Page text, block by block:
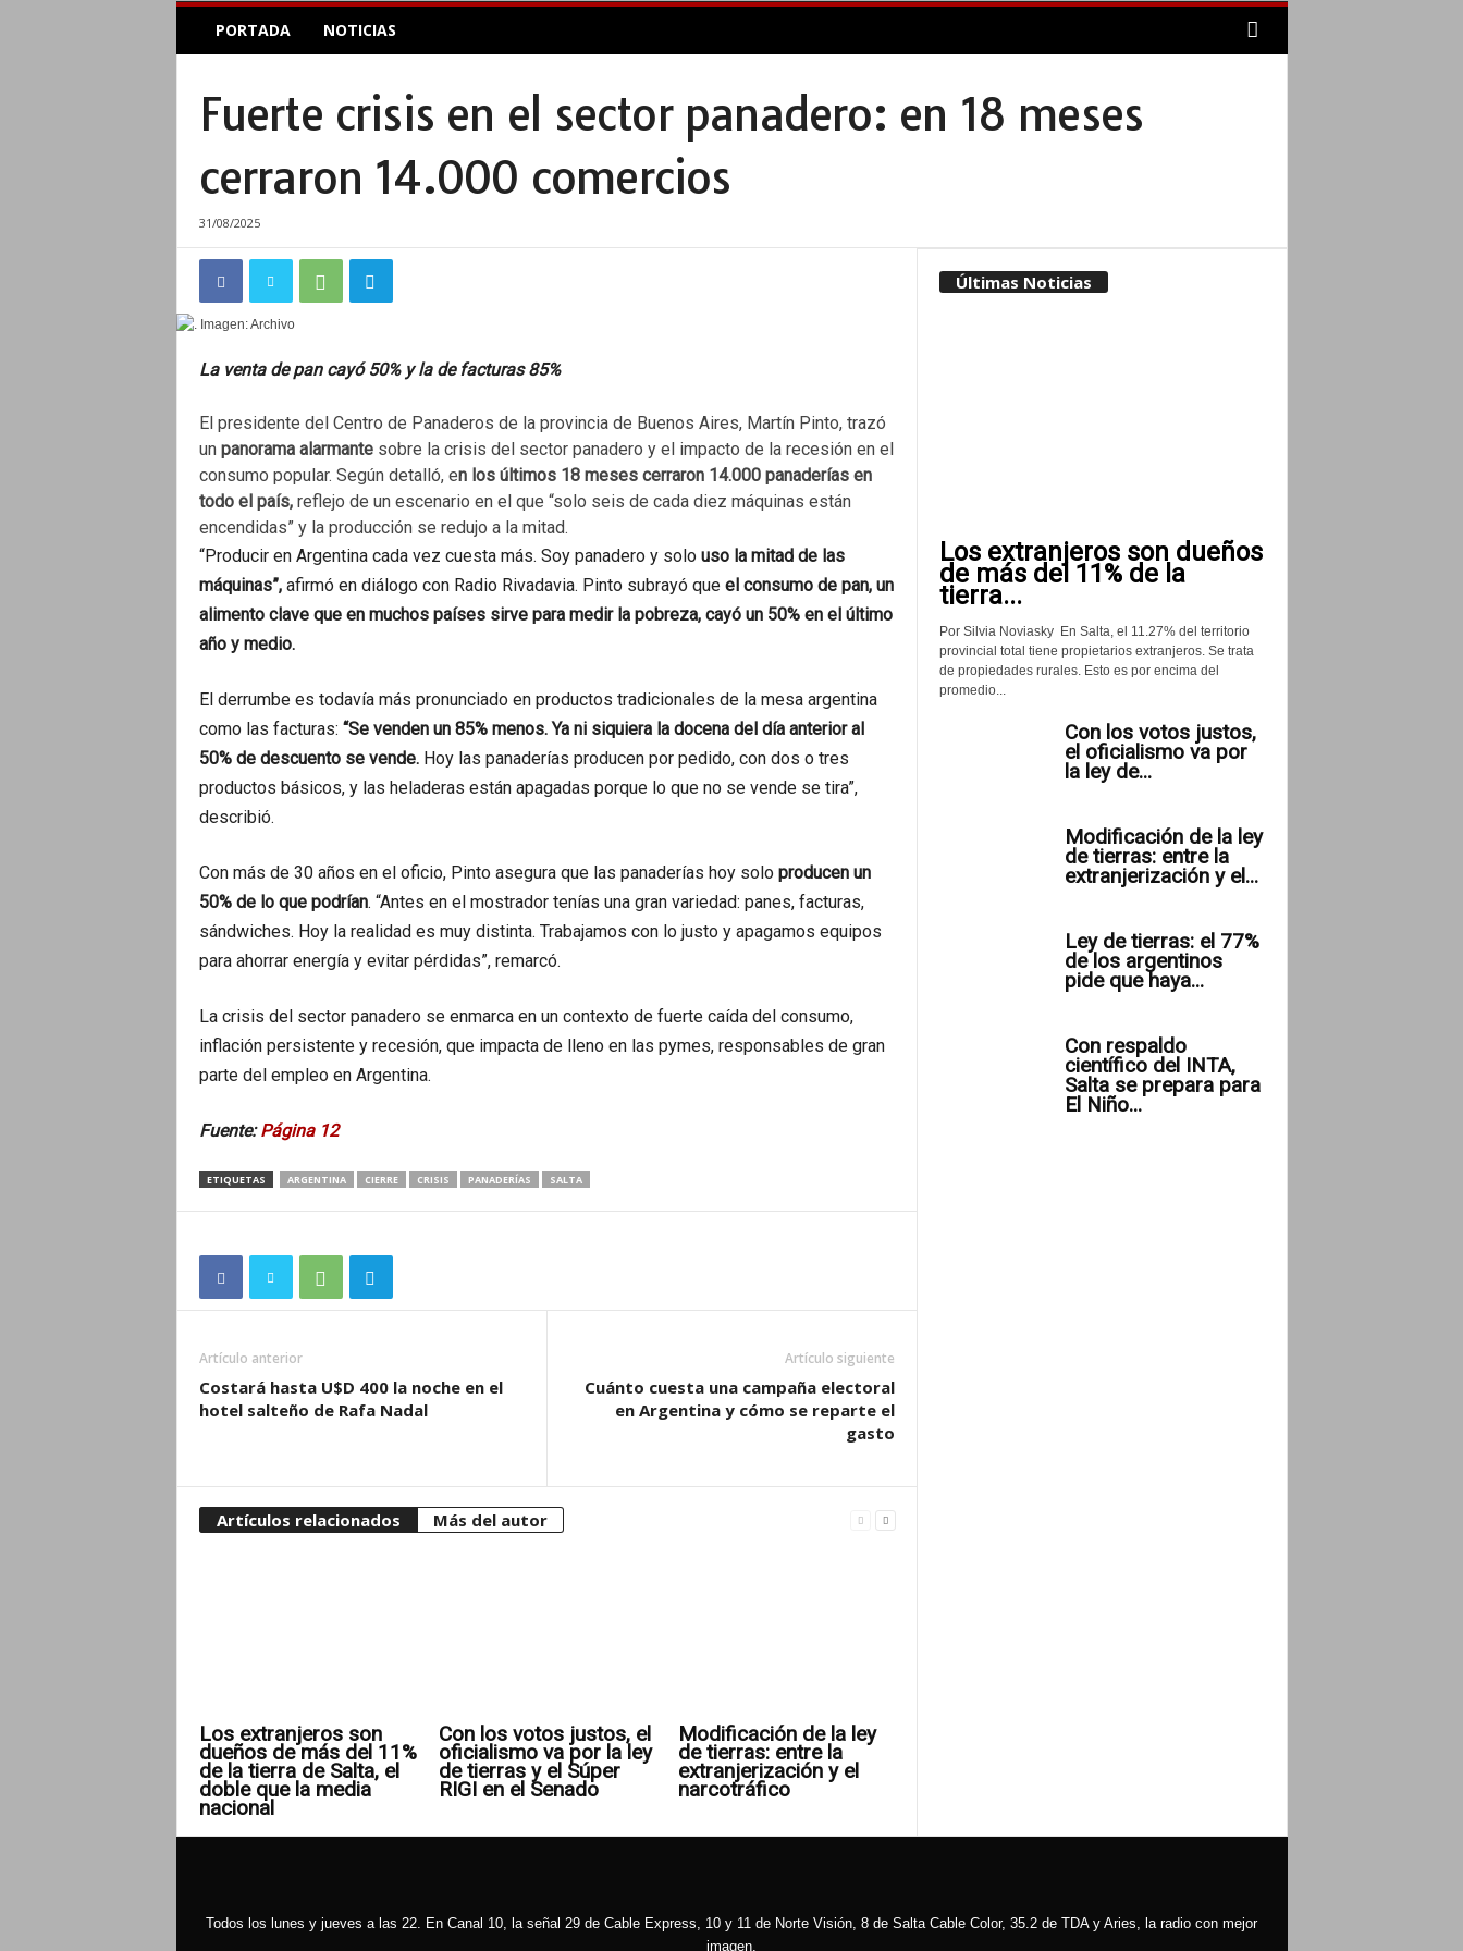
E
A
a
PORTADA NOTICIAS
Fuerte crisis en el sector panadero: en 18 meses
cerraron 14.000 comercios
31/08/2025
La venta de pan cayó 50% y la de facturas 85%
El presidente del Centro de Panaderos de la provincia de Buenos Aires, Martín Pinto, trazó
un panorama alarmante sobre la crisis del sector panadero y el impacto de la recesión en el
consumo popular. Según detalló, en los últimos 18 meses cerraron 14.000 panaderías en
todo el país, reflejo de un escenario en el que “solo seis de cada diez máquinas están
encendidas” y la producción se redujo a la mitad.
“Producir en Argentina cada vez cuesta más. Soy panadero y solo uso la mitad de las
máquinas”, afirmó en diálogo con Radio Rivadavia. Pinto subrayó que el consumo de pan, un
alimento clave que en muchos países sirve para medir la pobreza, cayó un 50% en el último
año y medio.
El derrumbe es todavía más pronunciado en productos tradicionales de la mesa argentina
como las facturas: “Se venden un 85% menos. Ya ni siquiera la docena del día anterior al
50% de descuento se vende.Hoy las panaderías producen por pedido, con dos o tres
productos básicos, y las heladeras están apagadas porque lo que no se vende se tira”,
describió.
Con más de 30 años en el oficio, Pinto asegura que las panaderías hoy solo producen un
50% de lo que podrían. “Antes en el mostrador tenías una gran variedad: panes, facturas,
sándwiches. Hoy la realidad es muy distinta. Trabajamos con lo justo y apagamos equipos
para ahorrar energía y evitar pérdidas”, remarcó.
La crisis del sector panadero se enmarca en un contexto de fuerte caída del consumo,
inflación persistente y recesión, que impacta de lleno en las pymes, responsables de gran
parte del empleo en Argentina.
Fuente:Página 12
ETIQUETAS ARGENTINA CIERRE CRISIS PANADERÍAS SALTA
Artículo anterior
Costará hasta U$D 400 la noche en el
hotel salteño de Rafa Nadal
Artículo siguiente
Cuánto cuesta una campaña electoral
en Argentina y cómo se reparte el
gasto
Artículos relacionados Más del autor
Los extranjeros son
dueños de más del 11%
de la tierra de Salta, el
doble que la media
nacional
Con los votos justos, el
oficialismo va por la ley
de tierras y el Súper
RIGI en el Senado
Modificación de la ley
de tierras: entre la
extranjerización y el
narcotráfico
Últimas Noticias
Los extranjeros son dueños
de más del 11% de la
tierra...
Por Silvia Noviasky En Salta, el 11.27% del territorio
provincial total tiene propietarios extranjeros. Se trata
de propiedades rurales. Esto es por encima del
promedio...
Con los votos justos,
el oficialismo va por
la ley de...
Modificación de la ley
de tierras: entre la
extranjerización y el...
Ley de tierras: el 77%
de los argentinos
pide que haya...
Con respaldo
científico del INTA,
Salta se prepara para
El Niño...
Todos los lunes y jueves a las 22. En Canal 10, la señal 29 de Cable Express, 10 y 11 de Norte Visión, 8 de Salta Cable Color, 35.2 de TDA y Aries, la radio con mejor
imagen.